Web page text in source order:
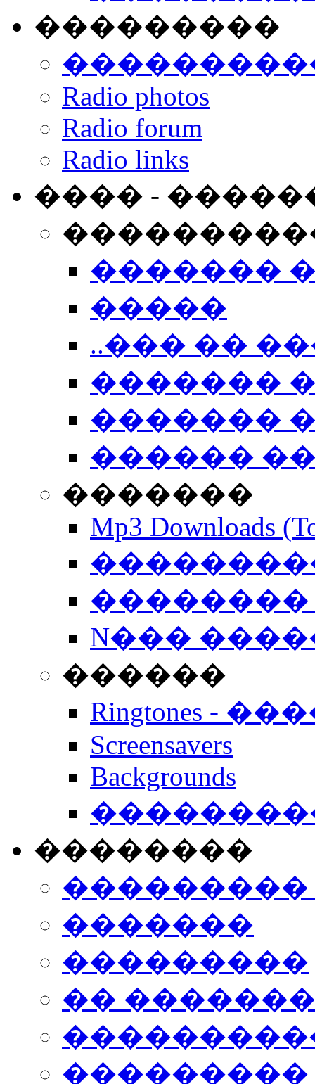
���������
Radio photos
Radio forum
Radio links
���� -
�������
�����
..��� ��
�������
�������
������
�������
Mp3 Downloads
��������
N���
������
Ringtones -
Screensavers
Backgrounds
��������
���������
�������
���������
��
���������